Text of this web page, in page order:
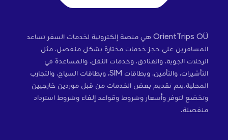
OrientTrips OÜ هي منصة إلكترونية لخدمات السفر تساعد
المسافرين على حجز خدمات مختارة بشكل منفصل، مثل
الرحلات الجوية، والفنادق، وخدمات النقل، والمساعدة في
التأشيرات، والتأمين، وبطاقات SIM، وبطاقات السياح، والتجارب
المحلية.يتم تقديم بعض الخدمات من قبل موردين خارجيين
وتخضع لتوفر وأسعار وشروط وقواعد إلغاء وشروط استرداد
منفصلة.